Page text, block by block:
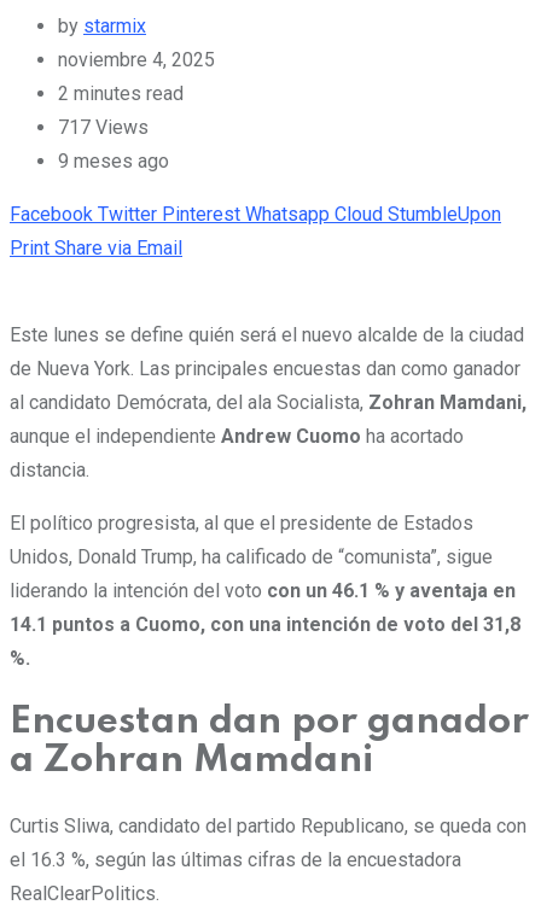
by starmix
noviembre 4, 2025
2 minutes read
717 Views
9 meses ago
Facebook Twitter Pinterest Whatsapp Cloud StumbleUpon
Print Share via Email
Este lunes se define quién será el nuevo alcalde de la ciudad
de Nueva York. Las principales encuestas dan como ganador
al candidato Demócrata, del ala Socialista, Zohran Mamdani,
aunque el independiente Andrew Cuomo ha acortado
distancia.
El político progresista, al que el presidente de Estados
Unidos, Donald Trump, ha calificado de “comunista”, sigue
liderando la intención del voto con un 46.1 % y aventaja en
14.1 puntos a Cuomo, con una intención de voto del 31,8
%.
Encuestan dan por ganador
a Zohran Mamdani
Curtis Sliwa, candidato del partido Republicano, se queda con
el 16.3 %, según las últimas cifras de la encuestadora
RealClearPolitics.